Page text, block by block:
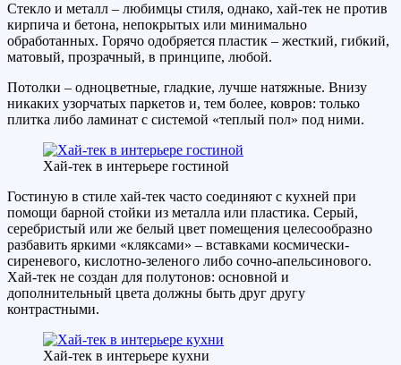
Стекло и металл – любимцы стиля, однако, хай-тек не против
кирпича и бетона, непокрытых или минимально
обработанных. Горячо одобряется пластик – жесткий, гибкий,
матовый, прозрачный, в принципе, любой.
Потолки – одноцветные, гладкие, лучше натяжные. Внизу
никаких узорчатых паркетов и, тем более, ковров: только
плитка либо ламинат с системой «теплый пол» под ними.
Хай-тек в интерьере гостиной
Гостиную в стиле хай-тек часто соединяют с кухней при
помощи барной стойки из металла или пластика. Серый,
серебристый или же белый цвет помещения целесообразно
разбавить яркими «кляксами» – вставками космически-
сиреневого, кислотно-зеленого либо сочно-апельсинового.
Хай-тек не создан для полутонов: основной и
дополнительный цвета должны быть друг другу
контрастными.
Хай-тек в интерьере кухни